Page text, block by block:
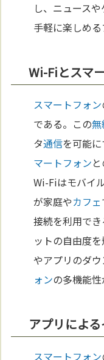
し、ニュース
手軽に楽しめる
Wi-Fiとスマ
スマートフォン
である。この無
タ通信を可能
マートフォン
Wi-Fiはモバイ
が家庭やカフェ
接続を利用で
ットの自由度
やアプリのダウ
ォンの多機能性
アプリによ
スマートフォン